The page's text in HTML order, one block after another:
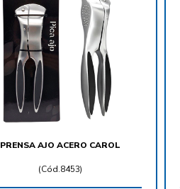
PRENSA AJO ACERO CAROL
(Cód.8453)